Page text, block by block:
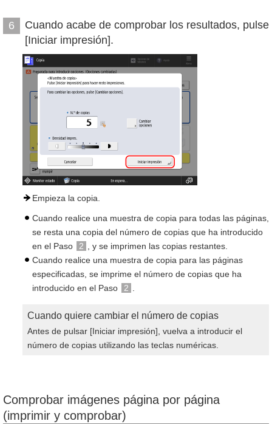
6
Cuando acabe de comprobar los resultados, pulse
[Iniciar impresión].
Empieza la copia.
Cuando realice una muestra de copia para todas las páginas,
se resta una copia del número de copias que ha introducido
en el Paso
2
, y se imprimen las copias restantes.
Cuando realice una muestra de copia para las páginas
especificadas, se imprime el número de copias que ha
introducido en el Paso
2
Cuando quiere cambiar el número de copias
Antes de pulsar [Iniciar impresión], vuelva a introducir el
número de copias utilizando las teclas numéricas.
Comprobar imágenes página por página
(imprimir y comprobar)